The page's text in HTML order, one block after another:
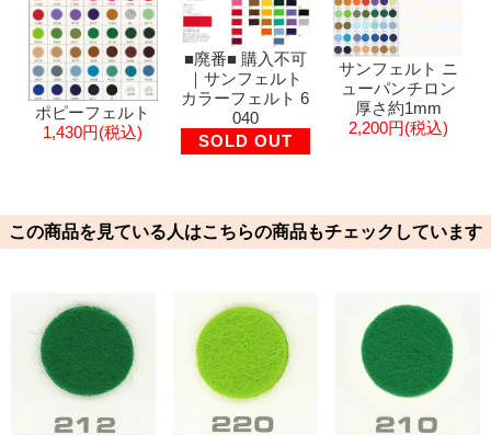
ポピーフェルト
1,430円(税込)
■廃番■ 購入不可
｜サンフェルト
カラーフェルト 6
040
SOLD OUT
サンフェルト ニ
ューパンチロン
厚さ約1mm
2,200円(税込)
この商品を見ている人はこちらの商品もチェックしています